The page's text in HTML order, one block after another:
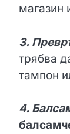
магазин
3.
трябва
тампон
4.